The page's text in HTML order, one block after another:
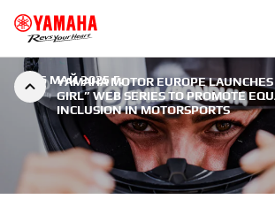
YAMAHA MOTOR EUROPE
GIRL” WEB SERIES TO PROMOTE
INCLUSION IN MOTORSPORTS
26 МАЙ 2025 Г.